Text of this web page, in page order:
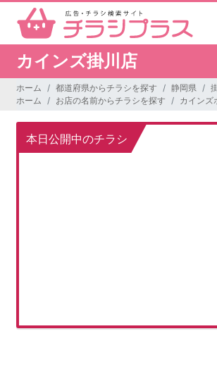
カインズ掛川店
ホーム 都道府県からチラシを探す 静岡県
ホーム
お店の名前からチラシを探す カインズ
本日公開中のチラシ